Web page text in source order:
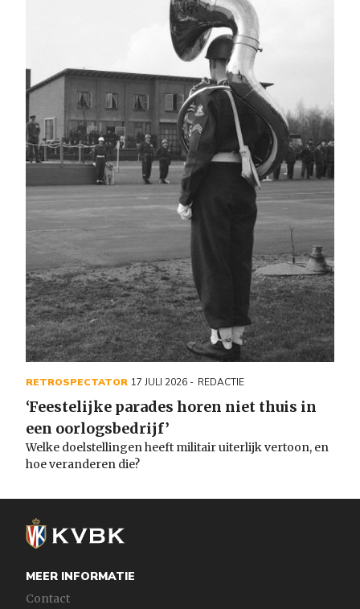
RETROSPECTATOR 17 JULI 2026 REDACTIE
‘Feestelijke parades horen niet thuis in
een oorlogsbedrijf’
Welke doelstellingen heeft militair uiterlijk vertoon, en
hoe veranderen die?
MEER INFORMATIE
Contact